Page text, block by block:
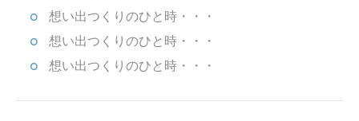
想い出つくりのひと時・・・
想い出つくりのひと時・・・
想い出つくりのひと時・・・